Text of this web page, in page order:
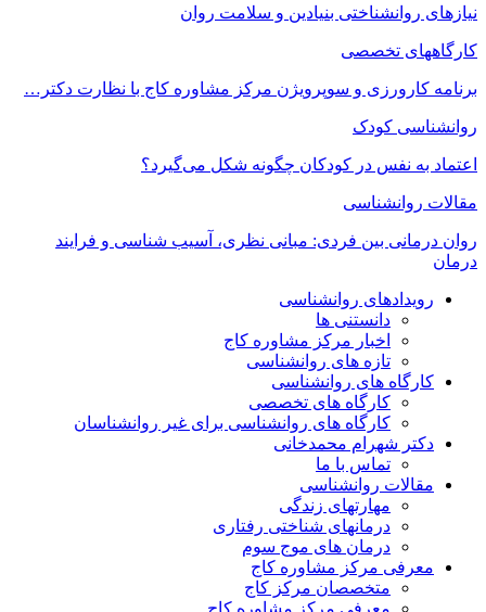
نیازهای روانشناختی بنیادین و سلامت روان
کارگاههای تخصصی
برنامه کارورزی و سوپرویژن مرکز مشاوره کاج با نظارت دکتر…
روانشناسی کودک
اعتماد به‌ نفس در کودکان چگونه شکل می‌گیرد؟
مقالات روانشناسی
روان درمانی بین فردی: مبانی نظری، آسیب شناسی و فرایند
درمان
رویدادهای روانشناسی
دانستنی ها
اخبار مرکز مشاوره کاج
تازه های روانشناسی
کارگاه های روانشناسی
کارگاه های تخصصی
کارگاه های روانشناسی برای غیر روانشناسان
دکتر شهرام محمدخانی
تماس با ما
مقالات روانشناسی
مهارتهای زندگی
درمانهای شناختی رفتاری
درمان های موج سوم
معرفی مرکز مشاوره کاج
متخصصان مرکز کاج
معرفی مرکز مشاوره کاج